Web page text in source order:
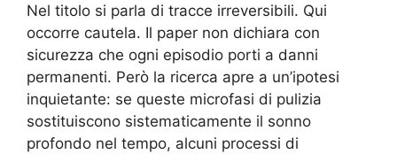
Nel titolo si parla di tracce irreversibili. Qui
occorre cautela. Il paper non dichiara con
sicurezza che ogni episodio porti a danni
permanenti. Però la ricerca apre a un’ipotesi
inquietante: se queste microfasi di pulizia
sostituiscono sistematicamente il sonno
profondo nel tempo, alcuni processi di